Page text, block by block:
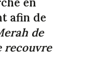
afin de
de
recouvre